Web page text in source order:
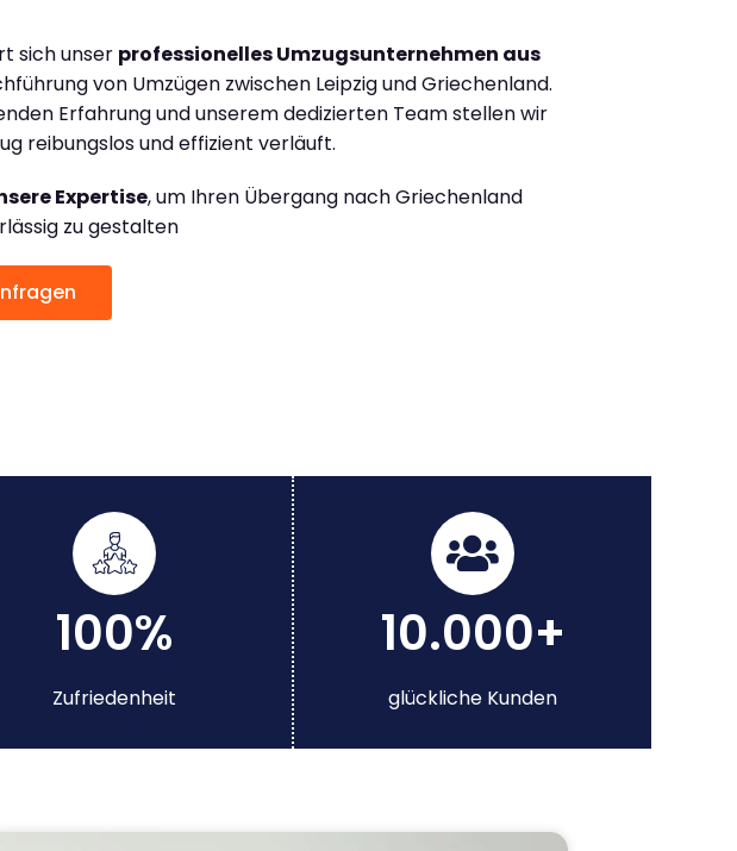
sich unser professionelles Umzugsunternehmen aus
von Umzügen zwischen Leipzig und Griechenland.
Erfahrung und unserem dedizierten Team stellen wir
reibungslos und effizient verläuft.
Expertise, um Ihren Übergang nach Griechenland
zu gestalten
100%
Zufriedenheit
10.000+
glückliche Kunden